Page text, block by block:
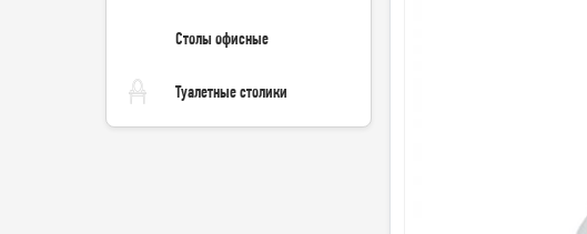
Столы офисные
Туалетные столики